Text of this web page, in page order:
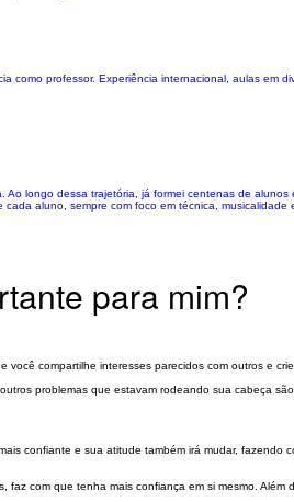
professor. Experiência internacional, aulas em
longo dessa trajetória, já formei centenas de
aluno, sempre com foco em técnica, musicalidade
para mim?
compartilhe interesses parecidos com outros e
problemas que estavam rodeando sua cabeça
confiante e sua atitude também irá mudar, fazendo
com que tenha mais confiança em si mesmo.